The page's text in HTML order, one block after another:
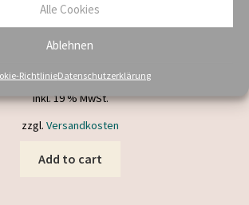
Alle Cookies
Ablehnen
RichtlinieDatenschutzerklärung
Merino Schal grün beere
inkl. 19 % MwSt.
zzgl. Versandkosten
Add to cart